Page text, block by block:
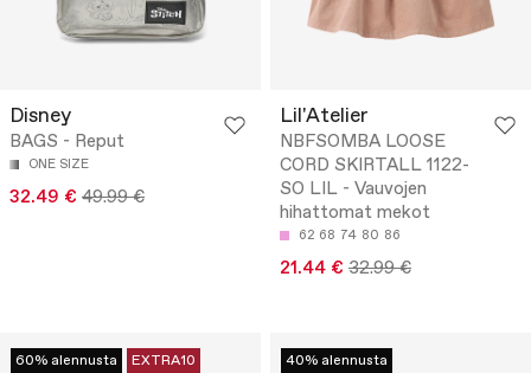
Disney
BAGS - Reput
ONE SIZE
32.49 € 49.99 €
Lil'Atelier
NBFSOMBA LOOSE
CORD SKIRTALL 1122-
SO LIL - Vauvojen
hihattomat mekot
62 68 74 80 86
21.44 € 32.99 €
60% alennusta EXTRA10 40% alennusta